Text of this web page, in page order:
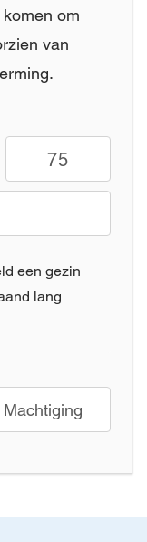
om
van
75
een gezin
lang
Machtiging